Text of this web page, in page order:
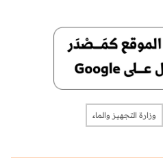
وزارة التجهيز والماء